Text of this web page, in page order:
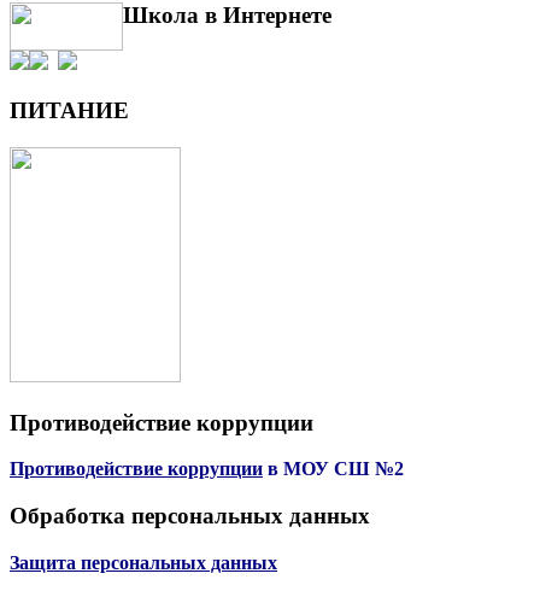
Школа в Интернете
ПИТАНИЕ
Противодействие коррупции
Противодействие коррупции в МОУ СШ №2
Обработка персональных данных
Защита персональных данных